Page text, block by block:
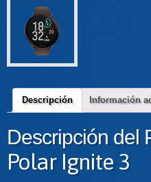
Descripción Información
Descripción del
Polar Ignite 3